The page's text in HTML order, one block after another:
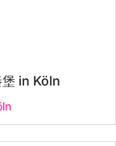
in Köln